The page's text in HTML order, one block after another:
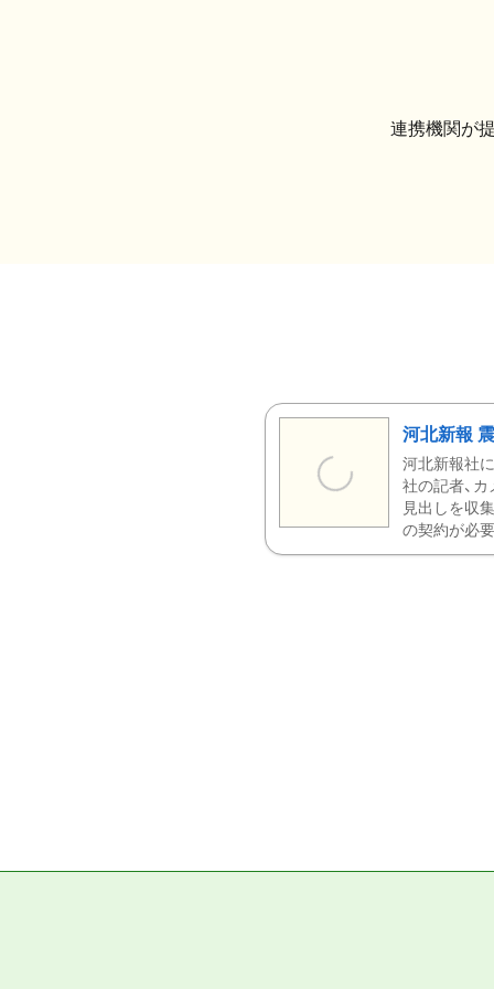
連携機関が
河北新報
河北新報社
社の記者、
見出しを収
の契約が必要